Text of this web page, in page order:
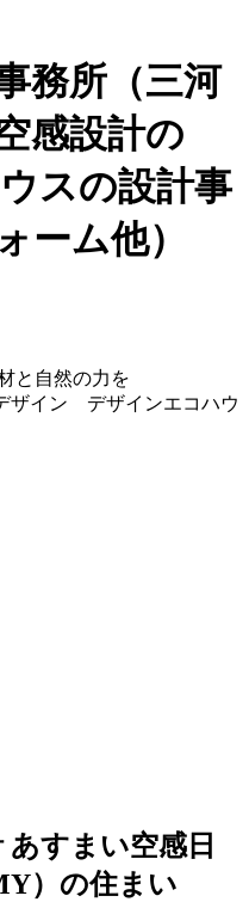
務所（三河
感設計の
スの設計事
ーム他）
すまい空感日
）の住まい